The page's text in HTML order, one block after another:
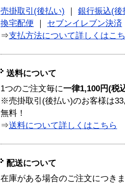
売掛取引(後払い) ｜ 銀行振込(後
換宅配便 ｜ セブンイレブン決済
⇒支払方法について詳しくはこ
送料について
1つのご注文毎に一律1,100円(税
※売掛取引(後払い)のお客様は
無料！
⇒送料について詳しくはこちら
配送について
在庫がある場合のご注文につき